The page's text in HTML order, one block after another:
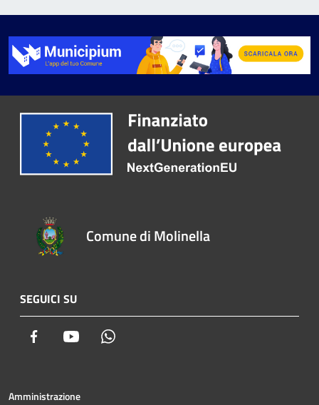
Comune di Molinella
SEGUICI SU
Facebook Youtube
Amministrazione